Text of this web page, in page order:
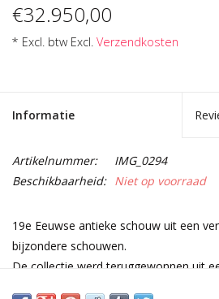
€32.950,00
* Excl. btw Excl. Verzendkosten
Informatie
Artikelnummer:
IMG_0294
Beschikbaarheid: Niet op voorraad
19e Eeuwse antieke schouw uit een
bijzondere schouwen.
De collectie werd teruggewonnen uit